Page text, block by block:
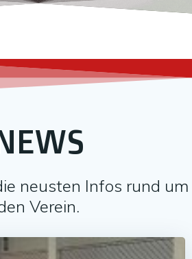
neusten Infos rund um
Verein.